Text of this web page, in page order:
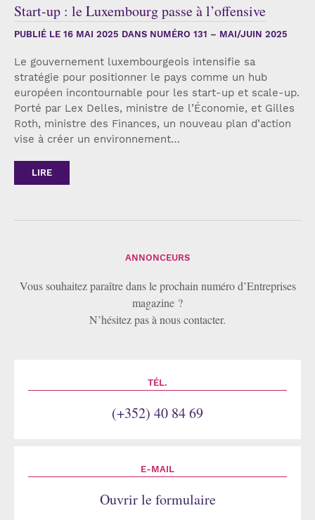
Start-up : le Luxembourg passe à l’offensive
PUBLIÉ LE 16 MAI 2025 DANS NUMÉRO 131 – MAI/JUIN 2025
Le gouvernement luxembourgeois intensifie sa
stratégie pour positionner le pays comme un hub
européen incontournable pour les start-up et scale-up.
Porté par Lex Delles, ministre de l’Économie, et Gilles
Roth, ministre des Finances, un nouveau plan d’action
vise à créer un environnement…
LIRE
ANNONCEURS
Vous souhaitez paraître dans le prochain numéro d’Entreprises
magazine ?
N’hésitez pas à nous contacter.
TÉL.
(+352) 40 84 69
E-MAIL
Ouvrir le formulaire